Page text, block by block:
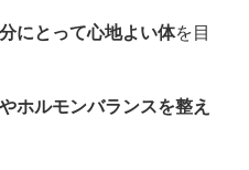
にとって心地よい体を目
ホルモンバランスを整え